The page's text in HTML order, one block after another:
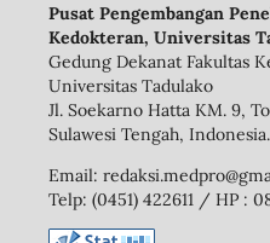
Pusat Pengembangan
Kedokteran, Universitas
Gedung Dekanat Fakultas
Universitas Tadulako
Jl. Soekarno Hatta KM. 9,
Sulawesi Tengah, Indonesia.
Email:
Telp: (0451) 422611 / HP :